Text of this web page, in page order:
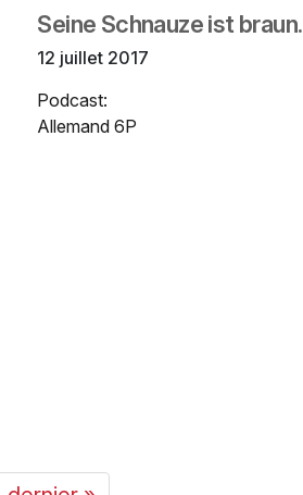
Seine Schnauze ist braun.
12 juillet 2017
Podcast:
Allemand 6P